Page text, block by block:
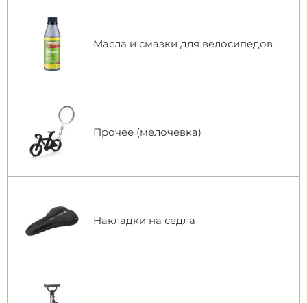
Масла и смазки для велосипедов
Прочее (мелочевка)
Накладки на седла